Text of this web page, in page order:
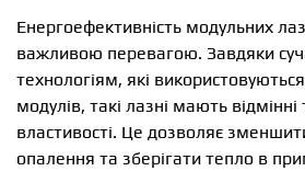
Енергоефективність модульних
важливою перевагою. Завдяки
технологіям, які
модулів, такі лазні мають відмінні
властивості. Це дозволяє
опалення та зберігати тепло в